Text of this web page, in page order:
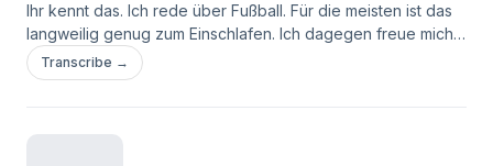
Ihr kennt das. Ich rede über Fußball. Für die meisten ist das
langweilig genug zum Einschlafen. Ich dagegen freue mich
sehr auf die neue Saison in der zweiten Liga!
Transcribe →